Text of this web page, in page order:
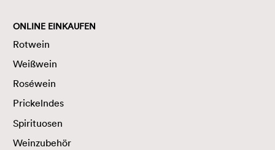
ONLINE EINKAUFEN
Rotwein
Weißwein
Roséwein
Prickelndes
Spirituosen
Weinzubehör